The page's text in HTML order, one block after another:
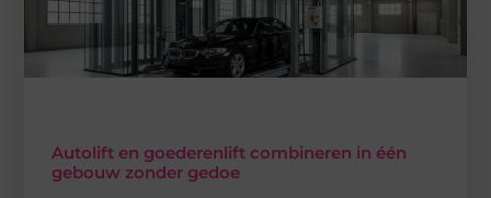
Autolift en goederenlift combineren in één
gebouw zonder gedoe